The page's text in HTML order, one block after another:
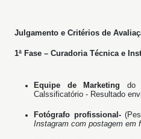
Julgamento e Critérios de
1ª Fase – Curadoria Técnica e
Equipe de Marketing do
Calssificatório - Resultado
Fotógrafo profissional-
Instagram com postagem em